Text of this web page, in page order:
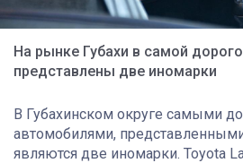
На рынке Губахи в самой
представлены две иномарки
В Губахинском округе самыми
автомобилями,
являются две иномарки. Toyota